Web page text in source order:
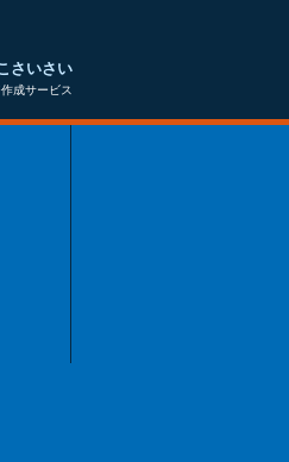
さいさい
成サービス